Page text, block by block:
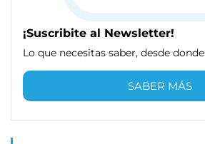
¡Suscribite al Newsletter!
Lo que necesitas saber, desde
SABER MÁS